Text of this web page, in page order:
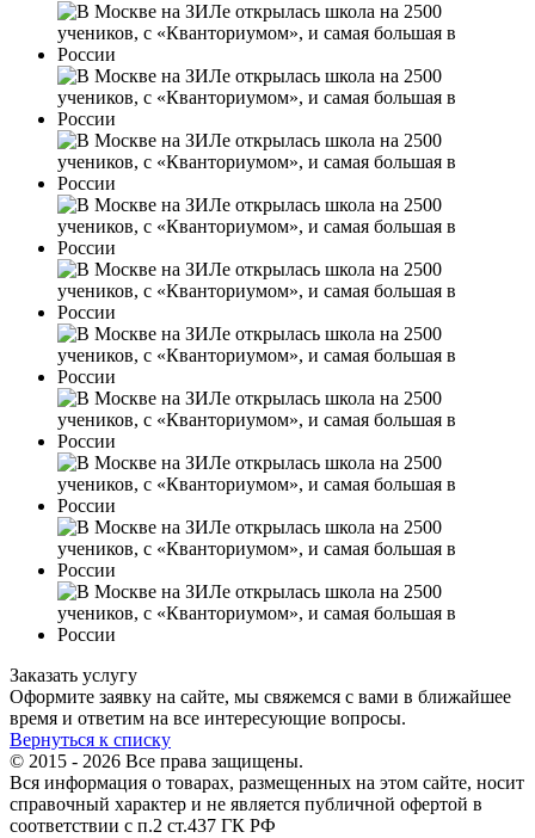
Заказать услугу
Оформите заявку на сайте, мы свяжемся с вами в ближайшее
время и ответим на все интересующие вопросы.
Вернуться к списку
© 2015 - 2026 Все права защищены.
Вся информация о товарах, размещенных на этом сайте, носит
справочный характер и не является публичной офертой в
соответствии с п.2 ст.437 ГК РФ